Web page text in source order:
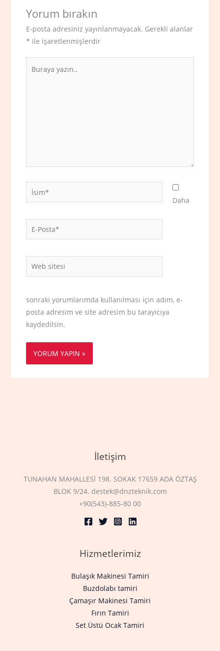
Yorum bırakın
E-posta adresiniz yayınlanmayacak. Gerekli alanlar
* ile işaretlenmişlerdir
İsim*
Posta*
Web
sitesi
Daha
sonraki yorumlarımda kullanılması için adım, e-
posta adresim ve site adresim bu tarayıcıya
kaydedilsin.
İletişim
TUNAHAN MAHALLESİ 198. SOKAK 17659 ADA ÖZTAŞ
BLOK 9/24. destek@dnzteknik.com
+90(543)-885-80 00
Hizmetlerimiz
Bulaşık Makinesi Tamiri
Buzdolabı tamiri
Çamaşır Makinesi Tamiri
Fırın Tamiri
Set Üstü Ocak Tamiri